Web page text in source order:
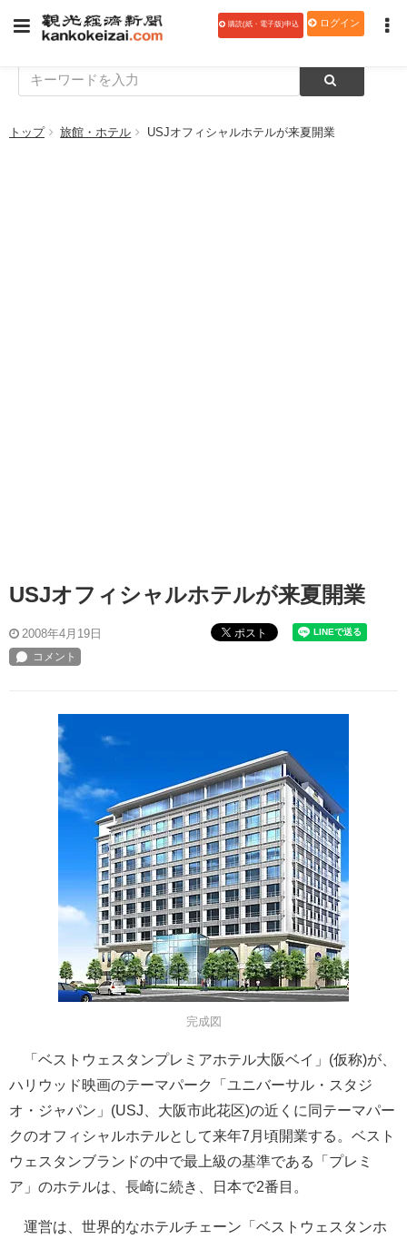
購読(紙・電子版)申込 ログイン
トップ 旅館・ホテル USJオフィシャルホテルが来夏開業
USJオフィシャルホテルが来夏開業
2008年4月19日 ポスト
完成図
「ベストウェスタンプレミアホテル大阪ベイ」(仮称)が、
ハリウッド映画のテーマパーク「ユニバーサル・スタジ
オ・ジャパン」(USJ、大阪市此花区)の近くに同テーマパー
クのオフィシャルホテルとして来年7月頃開業する。ベスト
ウェスタンブランドの中で最上級の基準である「プレミ
ア」のホテルは、長崎に続き、日本で2番目。
運営は、世界的なホテルチェーン「ベストウェスタンホ